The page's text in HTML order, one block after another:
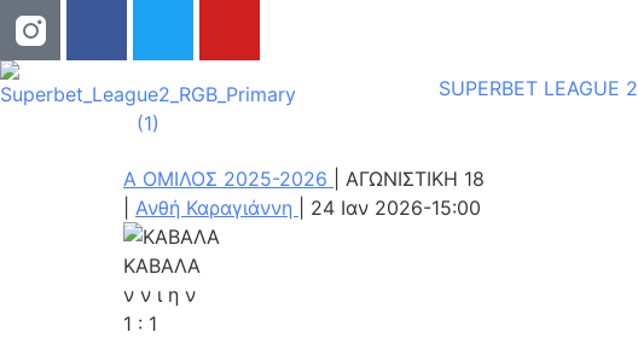
SUPERBET LEAGUE 2
Α ΟΜΙΛΟΣ 2025-2026
ΑΓΩΝΙΣΤΙΚΗ 18
Ανθή Καραγιάννη 24 Ιαν 2026-15:00
ΚΑΒΑΛΑ
ν ν ι η ν
1 : 1